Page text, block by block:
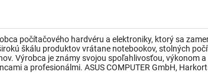
počítačového hardvéru a elektroniky, ktorý sa
škálu produktov vrátane notebookov, stolných
Výrobca je známy svojou spoľahlivosťou, výkonom
a profesionálmi. ASUS COMPUTER GmbH,